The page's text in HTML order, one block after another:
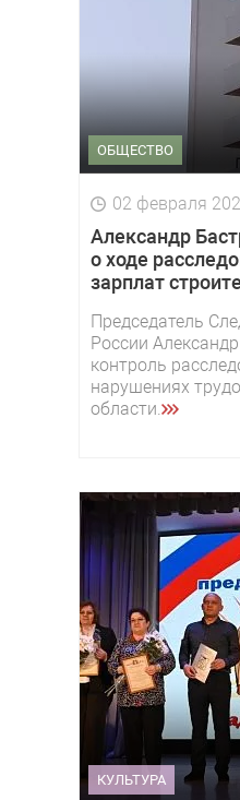
ОБЩЕСТВО
02 февраля
Александр
о ходе
зарплат
Председатель
России
контроль
нарушениях
области.
КУЛЬТУРА